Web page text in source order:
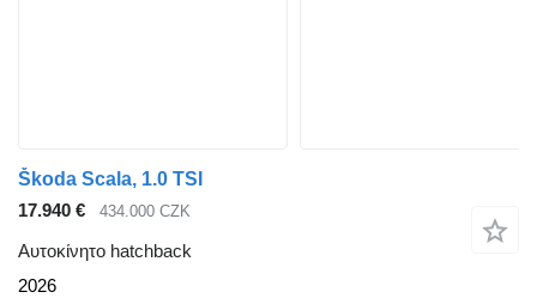
Škoda Scala, 1.0 TSI
17.940 €
434.000 CZK
Αυτοκίνητο hatchback
2026